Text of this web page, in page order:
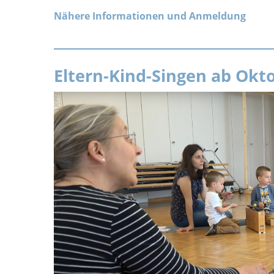
Nähere Informationen und Anmeldung
Eltern-Kind-Singen ab